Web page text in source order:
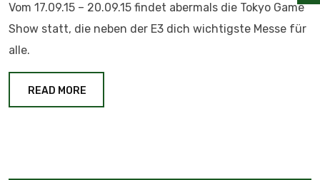
Vom 17.09.15 – 20.09.15 findet abermals die Tokyo Game
Show statt, die neben der E3 dich wichtigste Messe für
alle.
READ MORE